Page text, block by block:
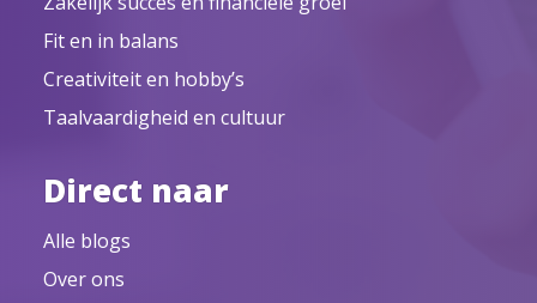
Fit en in balans
Creativiteit en hobby’s
Taalvaardigheid en cultuur
Direct naar
Alle blogs
Over ons